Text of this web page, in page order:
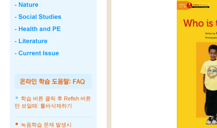
학습 버튼 클릭 후 Reflsh 버튼
만 보일때: 툴바삭제하기
녹음학습 문제 발생시